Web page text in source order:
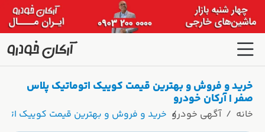
خرید و فروش و بهترین قیمت کوییک اتوماتیک پلاس
صفر | آرکان خودرو
خانه آگهی خودرو خرید و فروش و بهترین قیمت کوییک